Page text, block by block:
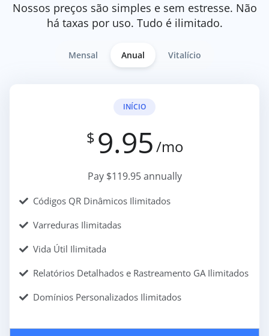
Nossos preços são simples e sem estresse. Não
há taxas por uso. Tudo é ilimitado.
Mensal Anual Vitalício
INÍCIO
$ 9.95/mo
Pay $119.95 annually
Códigos QR Dinâmicos Ilimitados
Varreduras Ilimitadas
Vida Útil Ilimitada
Relatórios Detalhados e Rastreamento GA Ilimitados
Domínios Personalizados Ilimitados